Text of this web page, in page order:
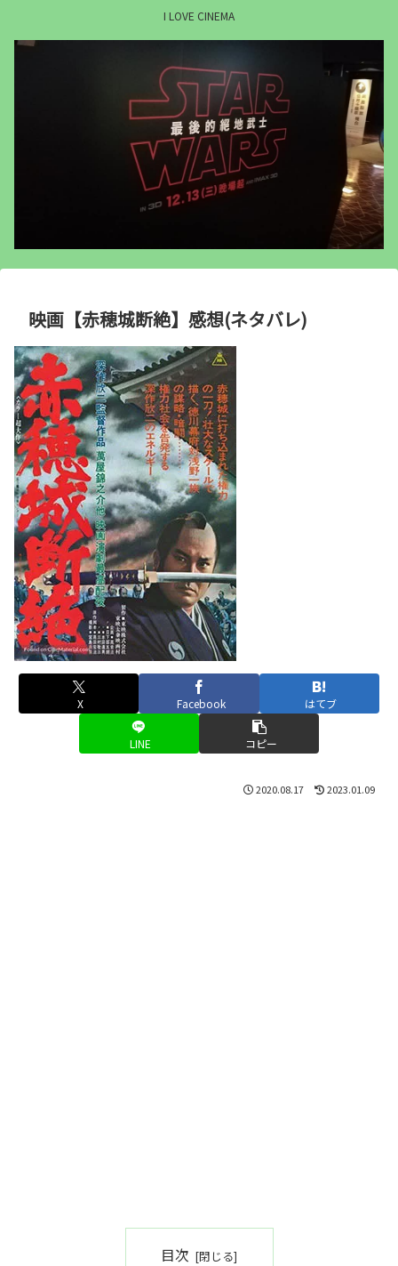
I LOVE CINEMA
映画【赤穂城断絶】感想(ネタバレ)
X Facebook はてブ
LINE コピー
2020.08.17 2023.01.09
目次